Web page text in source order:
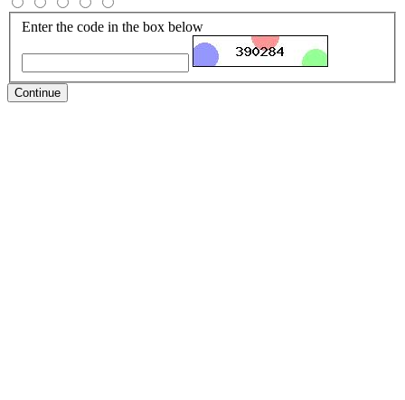
Enter the code in the box below
Continue